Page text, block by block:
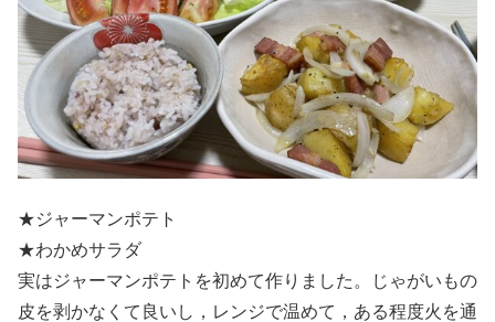
★ジャーマンポテト
★わかめサラダ
実はジャーマンポテトを初めて作りました。じゃがいもの
皮を剥かなくて良いし，レンジで温めて，ある程度火を通